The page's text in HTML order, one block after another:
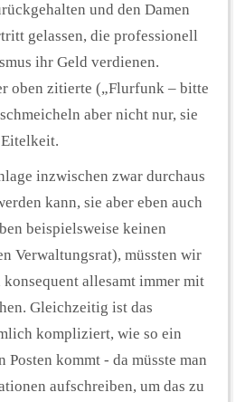
und den Damen
gelassen, die professionell
ihr Geld verdienen.
oben zitierte („Flurfunk – bitte
aber nicht nur, sie
inzwischen zwar durchaus
kann, sie aber eben auch
beispielsweise keinen
Verwaltungsrat), müssten wir
konsequent allesamt immer mit
Gleichzeitig ist das
kompliziert, wie so ein
Posten kommt - da müsste man
aufschreiben, um das zu